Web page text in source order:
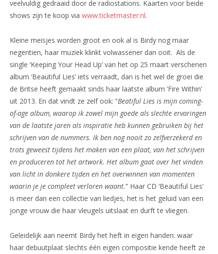
veelvuldig gedraaid door de radiostations. Kaarten voor beide
shows zijn te koop via www.ticketmaster.nl.
Kleine meisjes worden groot en ook al is Birdy nog maar
negentien, haar muziek klinkt volwassener dan ooit. Als de
single ‘Keeping Your Head Up’ van het op 25 maart verschenen
album ‘Beautiful Lies’ iets verraadt, dan is het wel de groei die
de Britse heeft gemaakt sinds haar laatste album ‘Fire Within’
uit 2013. En dat vindt ze zelf ook: “Beatiful Lies is mijn coming-
of-age album, waarop ik zowel mijn goede als slechte ervaringen
van de laatste jaren als inspiratie heb kunnen gebruiken bij het
schrijven van de nummers. Ik ben nog nooit zo zelfverzekerd en
trots geweest tijdens het maken van een plaat, van het schrijven
en produceren tot het artwork. Het album gaat over het vinden
van licht in donkere tijden en het overwinnen van momenten
waarin je je compleet verloren waant.” Haar CD ‘Beautiful Lies’
is meer dan een collectie van liedjes, het is het geluid van een
jonge vrouw die haar vleugels uitslaat en durft te vliegen.
Geleidelijk aan neemt Birdy het heft in eigen handen: waar
haar debuutplaat slechts één eigen compositie kende heeft ze